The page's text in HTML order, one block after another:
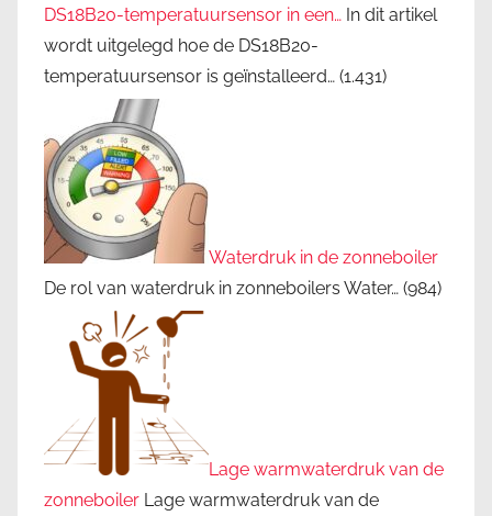
DS18B20-temperatuursensor in een… In dit artikel
wordt uitgelegd hoe de DS18B20-
temperatuursensor is geïnstalleerd… (1.431)
Waterdruk in de zonneboiler
De rol van waterdruk in zonneboilers Water… (984)
Lage warmwaterdruk van de
zonneboiler Lage warmwaterdruk van de